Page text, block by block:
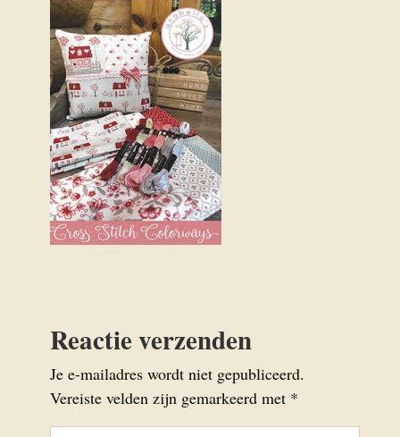
Reactie verzenden
Je e-mailadres wordt niet gepubliceerd.
Vereiste velden zijn gemarkeerd met *